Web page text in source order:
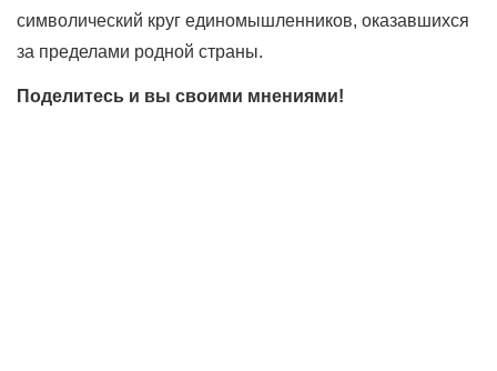
символический круг единомышленников, оказавшихся
за пределами родной страны.
Поделитесь и вы своими мнениями!